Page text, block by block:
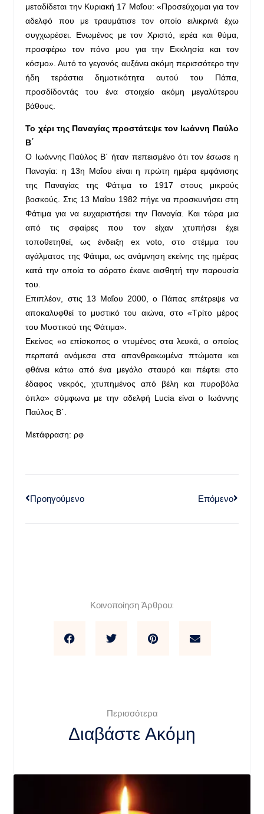
μεταδίδεται την Κυριακή 17 Μαΐου: «Προσεύχομαι για τον
αδελφό που με τραυμάτισε τον οποίο ειλικρινά έχω
συγχωρέσει. Ενωμένος με τον Χριστό, ιερέα και θύμα,
προσφέρω τον πόνο μου για την Εκκλησία και τον
κόσμο». Αυτό το γεγονός αυξάνει ακόμη περισσότερο την
ήδη τεράστια δημοτικότητα αυτού του Πάπα,
προσδίδοντάς του ένα στοιχείο ακόμη μεγαλύτερου
βάθους.
Το χέρι της Παναγίας προστάτεψε τον Ιωάννη Παύλο
Β΄
Ο Ιωάννης Παύλος Β΄ ήταν πεπεισμένο ότι τον έσωσε η
Παναγία: η 13η Μαΐου είναι η πρώτη ημέρα εμφάνισης
της Παναγίας της Φάτιμα το 1917 στους μικρούς
βοσκούς. Στις 13 Μαΐου 1982 πήγε να προσκυνήσει στη
Φάτιμα για να ευχαριστήσει την Παναγία. Και τώρα μια
από τις σφαίρες που τον είχαν χτυπήσει έχει
τοποθετηθεί, ως ένδειξη ex voto, στο στέμμα του
αγάλματος της Φάτιμα, ως ανάμνηση εκείνης της ημέρας
κατά την οποία το αόρατο έκανε αισθητή την παρουσία
του.
Επιπλέον, στις 13 Μαΐου 2000, ο Πάπας επέτρεψε να
αποκαλυφθεί το μυστικό του αιώνα, στο «Τρίτο μέρος
του Μυστικού της Φάτιμα».
Εκείνος «ο επίσκοπος ο ντυμένος στα λευκά, ο οποίος
περπατά ανάμεσα στα απανθρακωμένα πτώματα και
φθάνει κάτω από ένα μεγάλο σταυρό και πέφτει στο
έδαφος νεκρός, χτυπημένος από βέλη και πυροβόλα
όπλα» σύμφωνα με την αδελφή Lucia είναι ο Ιωάννης
Παύλος Β΄.
Μετάφραση: ρφ
Προηγούμενο Επόμενο
Κοινοποίηση Άρθρου:
Περισσότερα
Διαβάστε Ακόμη